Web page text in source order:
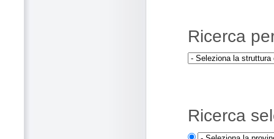
Ricerca
Ricerca